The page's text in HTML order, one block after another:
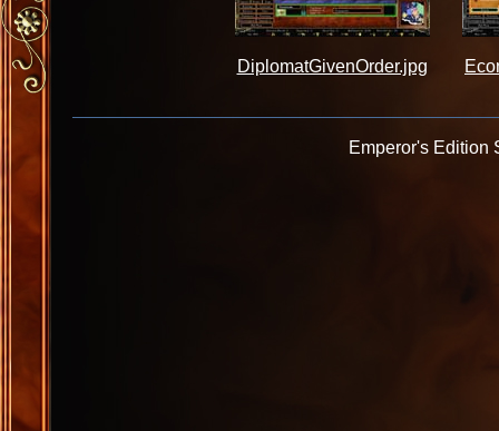
DiplomatGivenOrder.jpg
Emperor's Edition